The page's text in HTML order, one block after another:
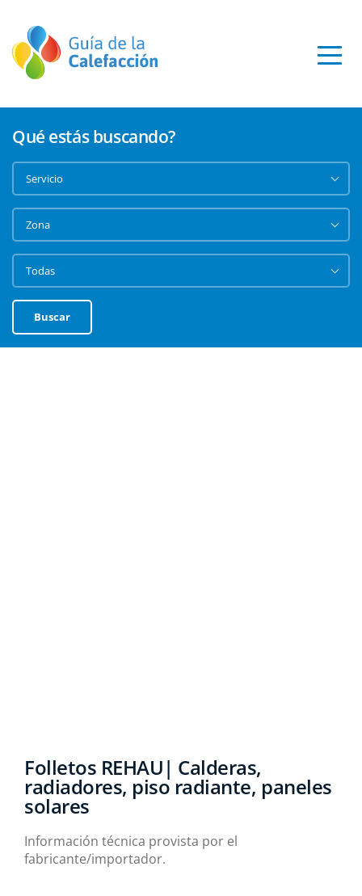
Qué estás buscando?
Buscar
Folletos REHAU| Calderas,
radiadores, piso radiante, paneles
solares
Información técnica provista por el
fabricante/importador.